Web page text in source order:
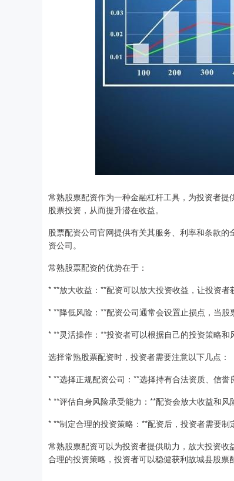
常熟股票配资作为一种金融杠杆工具，为投资者
股票投资，从而提升潜在收益。
股票配资公司官网提供有关其服务、利率和条款
资公司。
常熟股票配资的优势在于：
* **放大收益：**配资可以放大投资收益，让投资者
* **降低风险：**配资公司通常会设置止损点，当
* **灵活操作：**投资者可以根据自己的投资策略和
选择常熟股票配资时，投资者需要注意以下几点：
* **选择正规配资公司：**选择持有合法资质、信誉
* **评估自身风险承受能力：**配资会放大收益和
* **制定合理的投资策略：**配资后，投资者需要制
常熟股票配资可以为投资者提供助力，放大投资
合理的投资策略，投资者可以稳健获利故城县股票